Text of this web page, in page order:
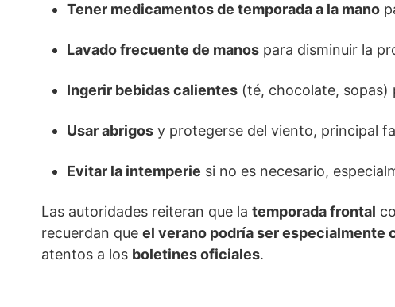
Tener medicamentos de temporada a la mano
Lavado frecuente de manos para disminuir la
Ingerir bebidas calientes (té, chocolate, sopas)
Usar abrigos y protegerse del viento, principal
Evitar la intemperie si no es necesario,
Las autoridades reiteran que la temporada frontal
recuerdan que el verano podría ser especialmente
atentos a los boletines oficiales.